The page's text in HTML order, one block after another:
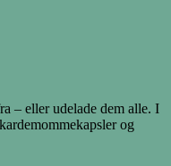
– eller udelade dem alle. I
og